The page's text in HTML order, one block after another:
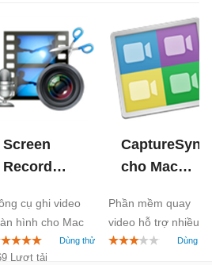
Screen
Record
Mac 2.2
cụ ghi video
hình cho Mac
Lượt tải
CaptureSync
cho Mac
Phần mềm quay
video hỗ trợ nhiều
camera